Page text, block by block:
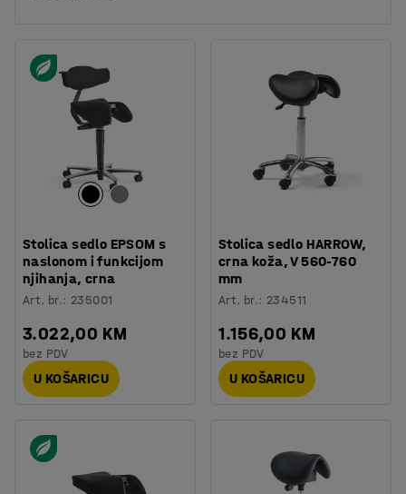
Stolica sedlo EPSOM s
naslonom i funkcijom
njihanja, crna
Art. br.: 235001
3.022,00 KM
bez PDV
U KOŠARICU
Stolica sedlo HARROW,
crna koža, V 560-760
mm
Art. br.: 234511
1.156,00 KM
bez PDV
U KOŠARICU